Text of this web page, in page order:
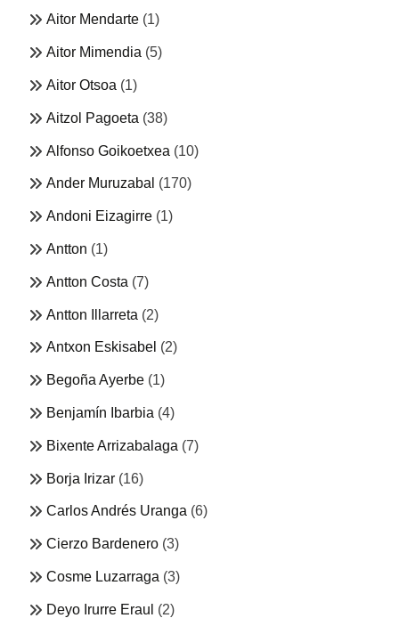
Aitor Mendarte (1)
Aitor Mimendia (5)
Aitor Otsoa (1)
Aitzol Pagoeta (38)
Alfonso Goikoetxea (10)
Ander Muruzabal (170)
Andoni Eizagirre (1)
Antton (1)
Antton Costa (7)
Antton Illarreta (2)
Antxon Eskisabel (2)
Begoña Ayerbe (1)
Benjamín Ibarbia (4)
Bixente Arrizabalaga (7)
Borja Irizar (16)
Carlos Andrés Uranga (6)
Cierzo Bardenero (3)
Cosme Luzarraga (3)
Deyo Irurre Eraul (2)